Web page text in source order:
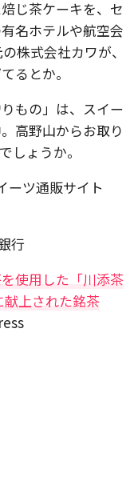
じ茶ケーキを、セ
名ホテルや航空会
株式会社カワが、
るとか。
もの」は、スイー
高野山からお取り
しょうか。
ーツ通販サイト
行
使用した「川添茶
上された銘茶